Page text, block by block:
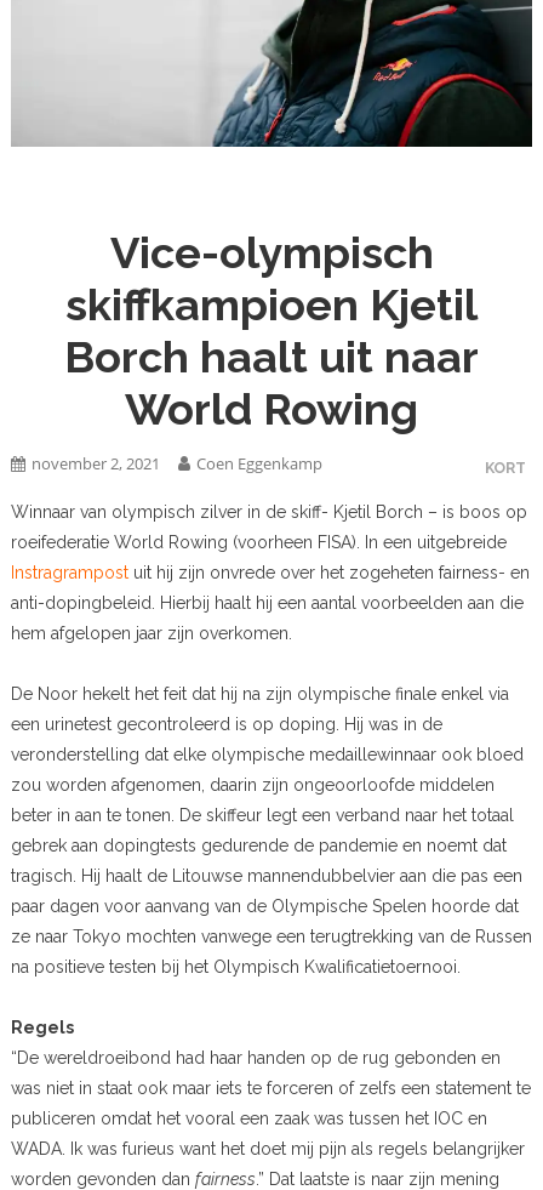
Vice-olympisch
skiffkampioen Kjetil
Borch haalt uit naar
World Rowing
KORT
november 2, 2021 Coen Eggenkamp
Winnaar van olympisch zilver in de skiff- Kjetil Borch – is boos op
roeifederatie World Rowing (voorheen FISA). In een uitgebreide
Instragrampostuit hij zijn onvrede over het zogeheten fairness- en
anti-dopingbeleid. Hierbij haalt hij een aantal voorbeelden aan die
hem afgelopen jaar zijn overkomen.
De Noor hekelt het feit dat hij na zijn olympische finale enkel via
een urinetest gecontroleerd is op doping. Hij was in de
veronderstelling dat elke olympische medaillewinnaar ook bloed
zou worden afgenomen, daarin zijn ongeoorloofde middelen
beter in aan te tonen. De skiffeur legt een verband naar het totaal
gebrek aan dopingtests gedurende de pandemie en noemt dat
tragisch. Hij haalt de Litouwse mannendubbelvier aan die pas een
paar dagen voor aanvang van de Olympische Spelen hoorde dat
ze naar Tokyo mochten vanwege een terugtrekking van de Russen
na positieve testen bij het Olympisch Kwalificatietoernooi.
Regels
“De wereldroeibond had haar handen op de rug gebonden en
was niet in staat ook maar iets te forceren of zelfs een statement te
publiceren omdat het vooral een zaak was tussen het IOC en
WADA. Ik was furieus want het doet mij pijn als regels belangrijker
worden gevonden dan fairness .” Dat laatste is naar zijn mening